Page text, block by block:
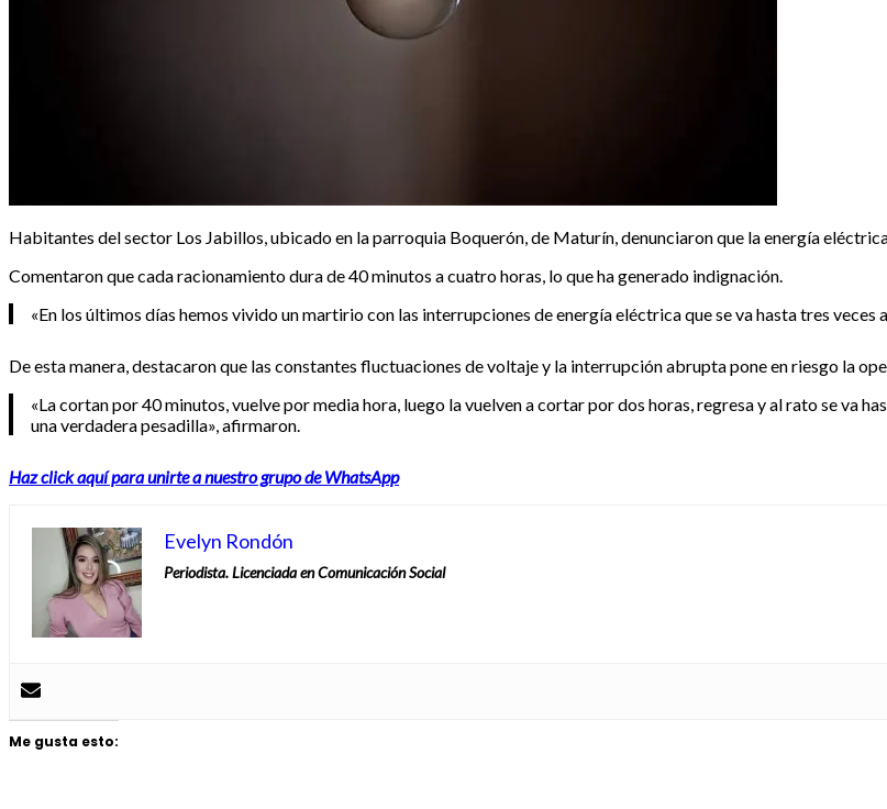
Habitantes del sector Los Jabillos, ubicado en la parroquia Boquerón, de Maturín, denunciaron que la energía
Comentaron que cada racionamiento dura de 40 minutos a cuatro horas, lo que ha generado indignación.
«En los últimos días hemos vivido un martirio con las interrupciones de energía eléctrica que se va hasta tres
De esta manera, destacaron que las constantes fluctuaciones de voltaje y la interrupción abrupta pone en riesgo la
«La cortan por 40 minutos, vuelve por media hora, luego la vuelven a cortar por dos horas, regresa y al rato se va
una verdadera pesadilla», afirmaron.
Haz click aquí para unirte a nuestro grupo de WhatsApp
Evelyn Rondón
Periodista. Licenciada en Comunicación Social
Me gusta esto: